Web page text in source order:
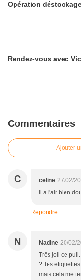
Opération déstockage
Rendez-vous avec
Commentaires
Ajouter
C celine 27/02/
il a l'air bien
Répondre
N Nadine 20/02/
Trēs joli ce
? Tes
mais cela me